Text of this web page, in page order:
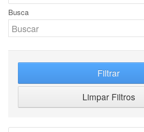
Busca
Filtrar
Limpar Filtros